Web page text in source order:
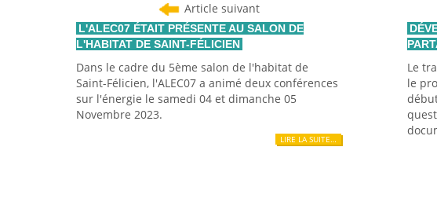
Article suivant
L'ALEC07 ÉTAIT PRÉSENTE AU SALON DE
L'HABITAT DE SAINT-FÉLICIEN
Dans le cadre du 5ème salon de l'habitat de
Saint-Félicien, l'ALEC07 a animé deux conférences
sur l'énergie le samedi 04 et dimanche 05
Novembre 2023.
LIRE LA SUITE…
Le
le